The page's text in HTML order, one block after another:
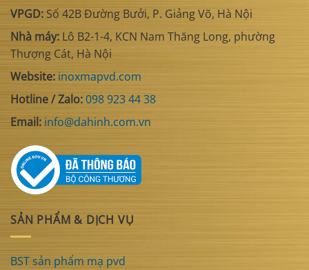
VPGD: Số 42B Đường Bưởi, P. Giảng Võ, Hà Nội
Nhà máy: Lô B2-1-4, KCN Nam Thăng Long, phường
Thượng Cát, Hà Nội
Website: inoxmapvd.com
Hotline / Zalo:098 923 44 38
Email: info@dahinh.com.vn
SẢN PHẨM & DỊCH VỤ
BST sản phẩm mạ pvd